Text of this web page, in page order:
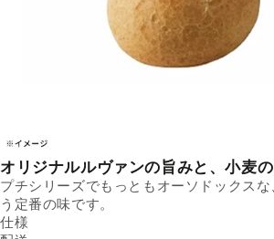
オリジナルルヴァンの旨みと、小麦の
プチシリーズでもっともオーソドックス
う定番の味です。
仕様